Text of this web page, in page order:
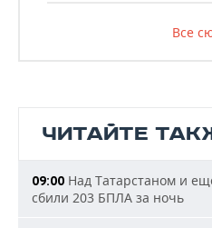
Все
ЧИТАЙТЕ
09:00 Над Татарстаном и
сбили 203 БПЛА за ночь